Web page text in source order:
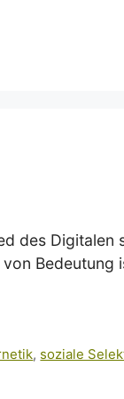
des Digitalen
Bedeutung
, soziale